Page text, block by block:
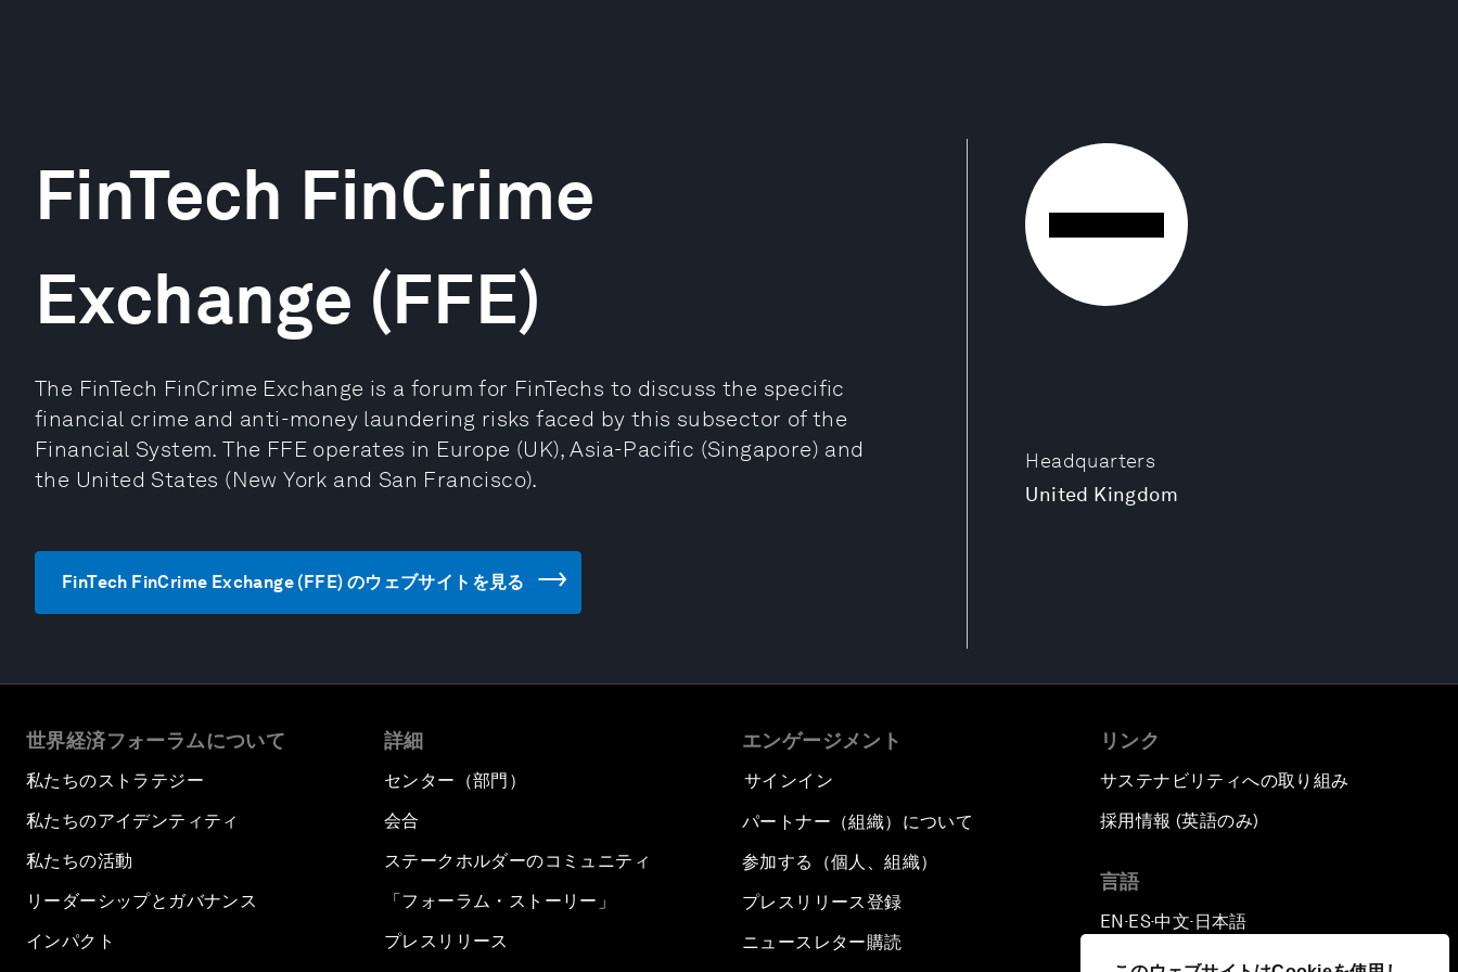
Headquarters
United Kingdom
FinTech FinCrime
Exchange (FFE)
The FinTech FinCrime Exchange is a forum for FinTechs to discuss the specific
financial crime and anti-money laundering risks faced by this subsector of the
Financial System. The FFE operates in Europe (UK), Asia-Pacific (Singapore) and
the United States (New York and San Francisco).
FinTech FinCrime Exchange (FFE) のウェブサイトを見る
世界経済フォーラムについて
私たちのストラテジー
私たちのアイデンティティ
私たちの活動
リーダーシップとガバナンス
インパクト
詳細
センター（部門）
会合
ステークホルダーのコミュニティ
「フォーラム・ストーリー」
プレスリリース
エンゲージメント
サインイン
パートナー（組織）について
参加する（個人、組織）
プレスリリース登録
ニュースレター購読
リンク
サステナビリティへの取り組み
採用情報 (英語のみ)
言語
EN ▪ES▪中文▪ 日本語